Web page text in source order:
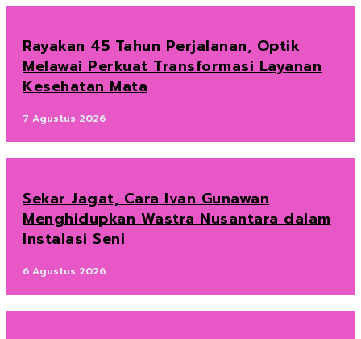
Rayakan 45 Tahun Perjalanan, Optik
Melawai Perkuat Transformasi Layanan
Kesehatan Mata
7 Agustus 2026
Sekar Jagat, Cara Ivan Gunawan
Menghidupkan Wastra Nusantara dalam
Instalasi Seni
6 Agustus 2026